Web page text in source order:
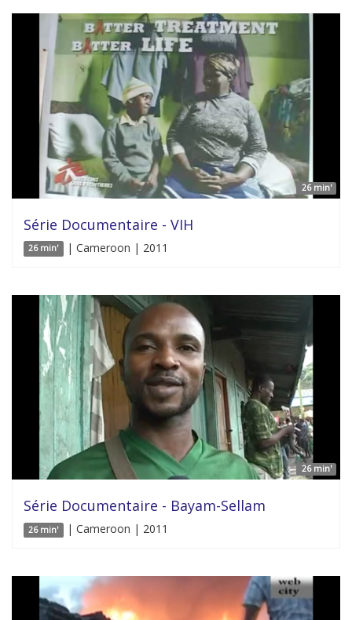
26 min'
Série Documentaire - VIH
26 min' | Cameroon | 2011
26 min'
Série Documentaire - Bayam-Sellam
26 min' | Cameroon | 2011